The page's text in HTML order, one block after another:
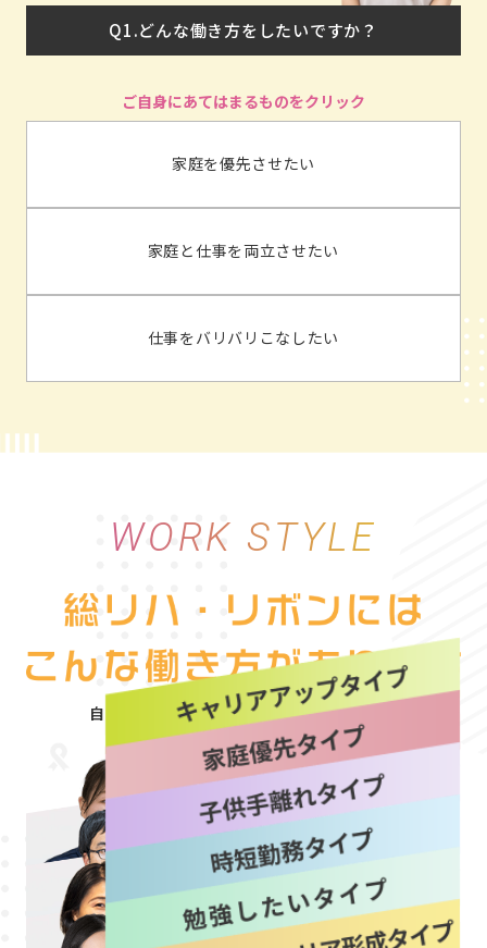
Q1.どんな働き方をしたいですか？
家庭を優先させたい
家庭と仕事を両立させたい
仕事をバリバリこなしたい
WORK STYLE
自分にぴったりな働き方を“選べる自由”
詳しく見る
詳しく見る
詳しく見る
詳しく見る